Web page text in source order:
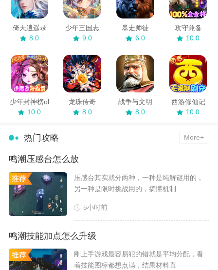
倚天逍遥录
8.0
少年三国志
9.0
暴走师徒
6.0
攻守兼备
10.0
少年封神榜ol
10.0
龙珠传奇
8.0
战争与文明
8.0
西游修仙记
10.0
热门攻略 More+
鸣潮压感台怎么放
​压感台其实就分两种，一种是纯解谜用的，
另一种是限时挑战用的，搞懂机制
5小时前
鸣潮技能加点怎么升级
​刚上手游戏最容易犯的错就是平均分配，看
着技能图标都想点满，结果材料直